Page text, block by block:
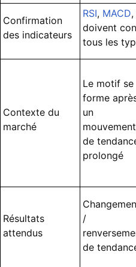
Confirmation
des indicateurs
RSI, MACD,
doivent
tous les
Contexte du
marché
Le motif se
forme
un
mouvement
de
prolongé
Résultats
attendus
/
de